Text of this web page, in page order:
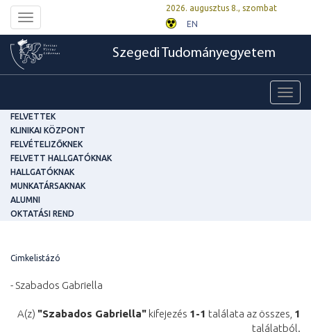
Toggle
navigation
2026. augusztus 8., szombat
EN
Szegedi Tudományegyetem
FELVETTEK
KLINIKAI KÖZPONT
FELVÉTELIZŐKNEK
FELVETT HALLGATÓKNAK
HALLGATÓKNAK
MUNKATÁRSAKNAK
ALUMNI
OKTATÁSI REND
Cimkelistázó
- Szabados Gabriella
A(z) "Szabados Gabriella" kifejezés 1-1 találata az összes, 1
találatból.